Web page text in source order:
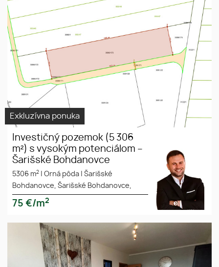
s vysokým potenciálom –
Šarišské Bohdanovce
POZEMOK
RÝCHLE
NAPOJENIE
NA DIALNICU
PREŠOV
Exkluzívna ponuka
Investičný pozemok (5 306
m²) s vysokým potenciálom –
Šarišské Bohdanovce
5306 m2 Orná pôda
Šarišské
Bohdanovce, Šarišské Bohdanovce,
75 €/m2